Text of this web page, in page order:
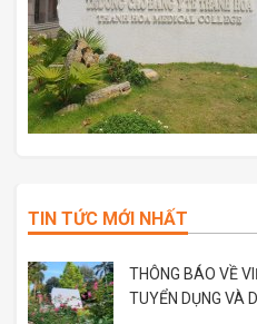
TIN TỨC MỚI NHẤT
THÔNG BÁO VỀ
TUYỂN DỤNG VÀ